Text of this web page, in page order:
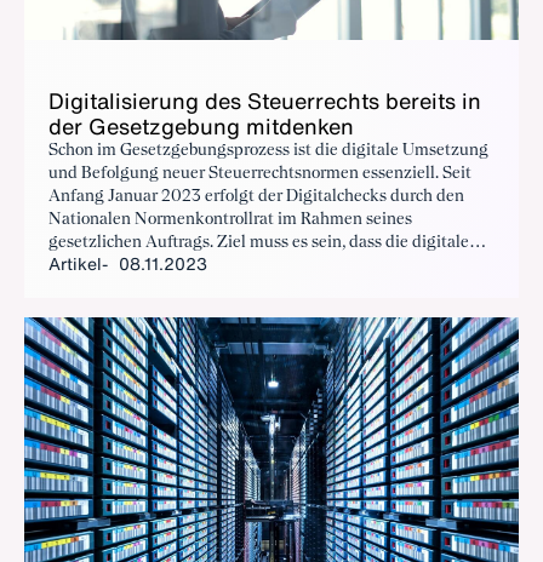
Di­gi­ta­li­sie­rung des Steu­er­rechts be­reits in
der Ge­setz­ge­bung mit­den­ken
Schon im Gesetzgebungsprozess ist die digitale Umsetzung
und Befolgung neuer Steuerrechtsnormen essenziell. Seit
Anfang Januar 2023 erfolgt der Digitalchecks durch den
Nationalen Normenkontrollrat im Rahmen seines
gesetzlichen Auftrags. Ziel muss es sein, dass die digitale
Umsetzbarkeit ein fester Bestandteil eines jeden
Artikel 08.11.2023